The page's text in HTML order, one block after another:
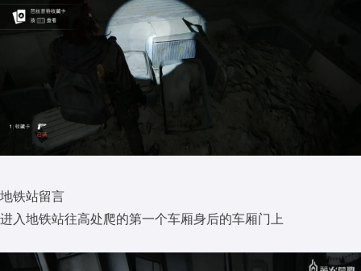
地铁站留言
进入地铁站往高处爬的第一个车厢身后的车厢门上